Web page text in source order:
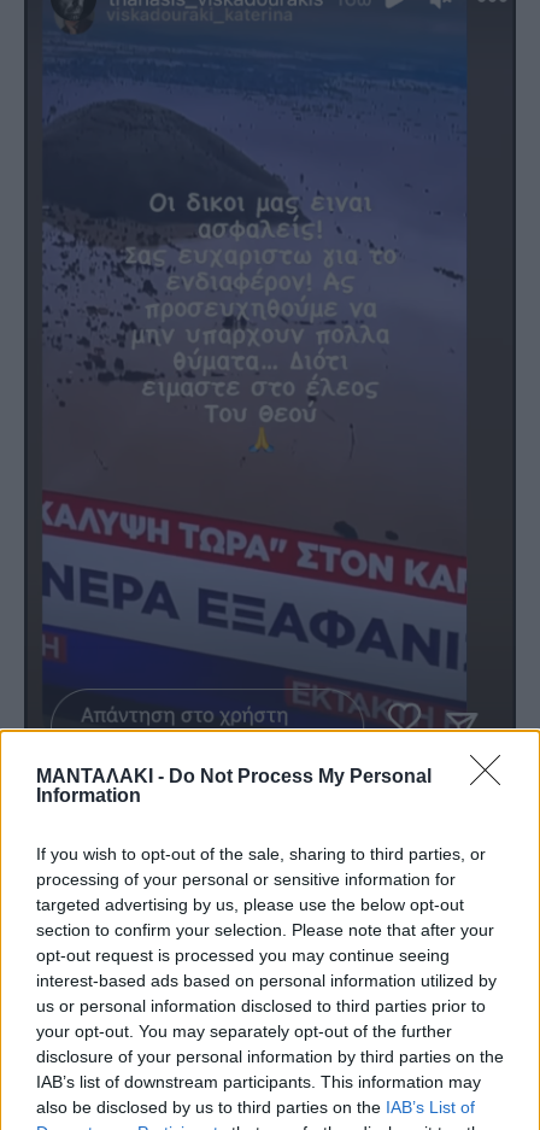
ΜΑΝΤΑΛΑΚΙ - Do Not Process My Personal
Information
If you wish to opt-out of the sale, sharing to third parties, or
processing of your personal or sensitive information for
targeted advertising by us, please use the below opt-out
section to confirm your selection. Please note that after your
opt-out request is processed you may continue seeing
interest-based ads based on personal information utilized by
us or personal information disclosed to third parties prior to
your opt-out. You may separately opt-out of the further
disclosure of your personal information by third parties on the
IAB’s list of downstream participants. This information may
also be disclosed by us to third parties on the IAB’s List of
Ο Θανάσης Βισκαδουράκης μίλησε
αποκλειστικά στο TLIFE, μη
μπορώντας να συγκρατήσει την
αγανάκτηση και τη στενοχώρια του.
Πιο συγκεκριμένα, ο ηθοποιός
σημείωσε: «Στο χωριό βρίσκονται η